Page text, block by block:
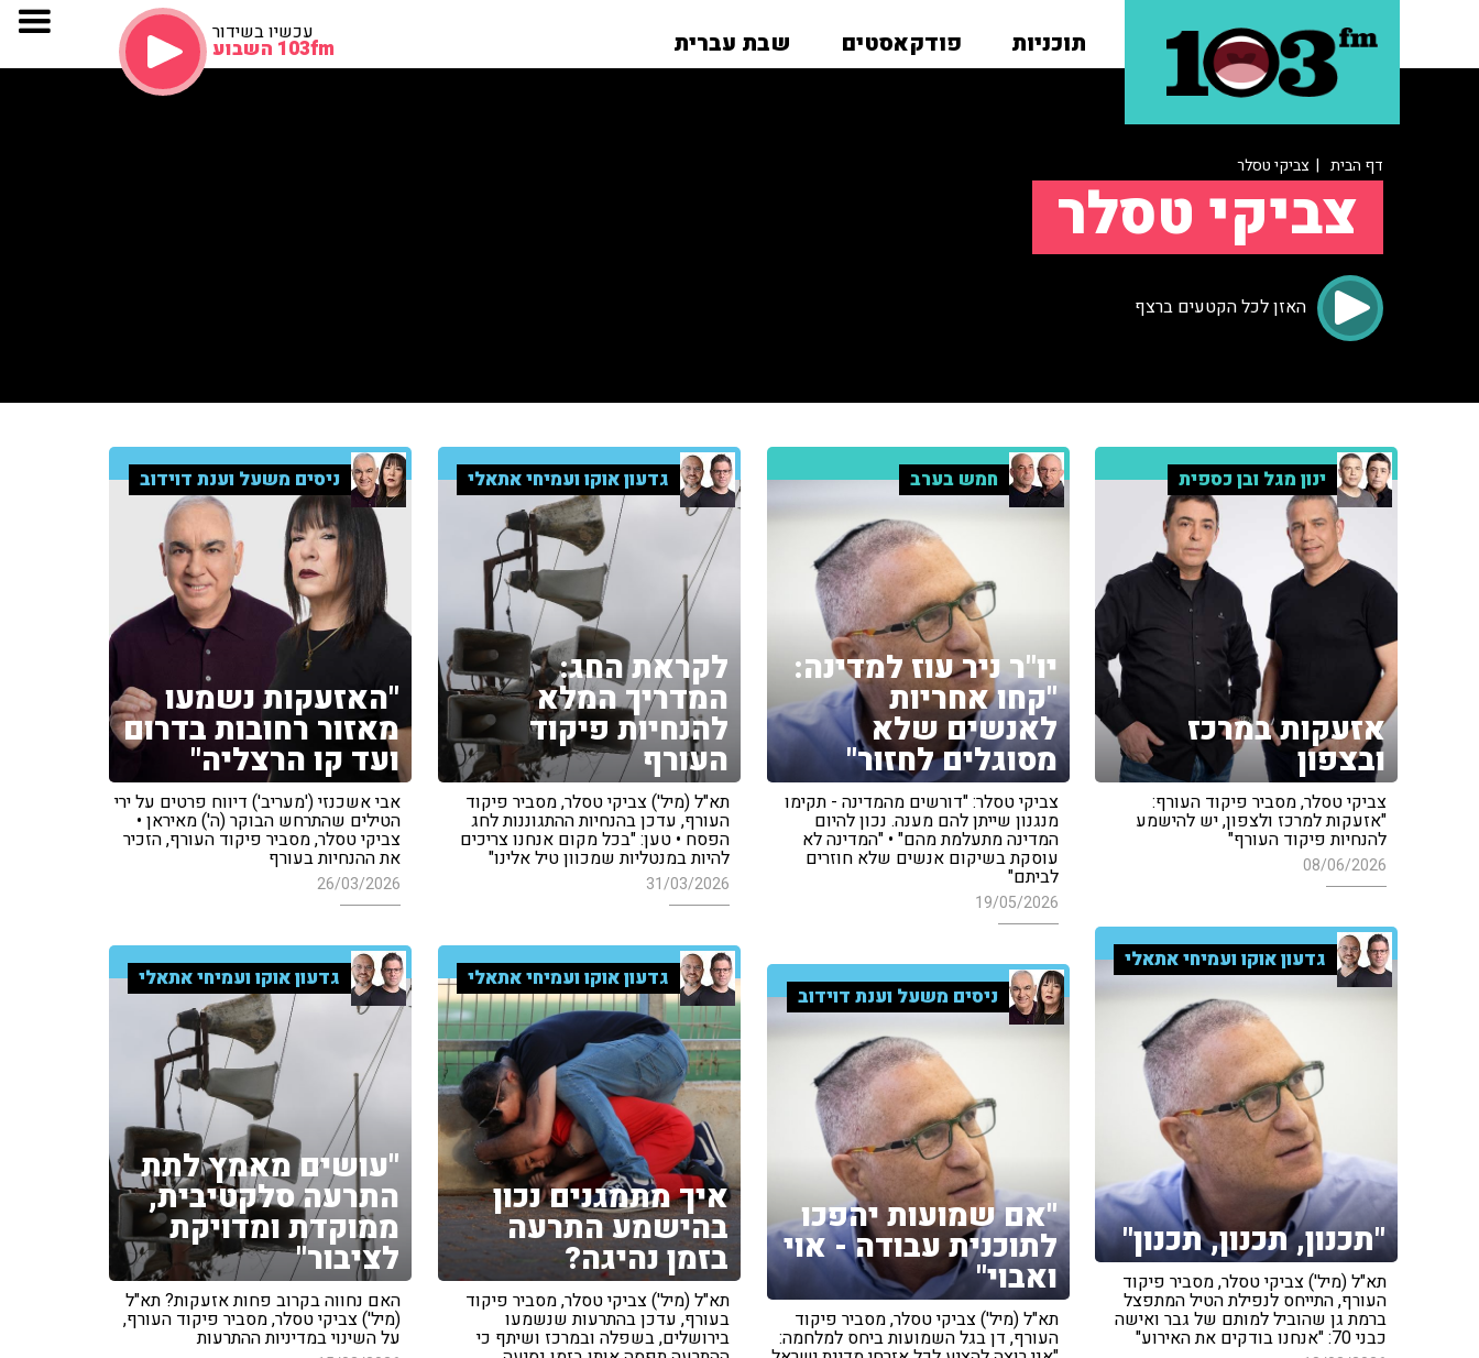
תוכניות פודקאסטים שבת עברית עכשיו בשידור
103fm השבוע
דף הבית | צביקי טסלר
צביקי טסלר
האזן לכל הקטעים ברצף
ינון מגל ובן כספית
אזעקות במרכז
ובצפון
צביקי טסלר, מסביר פיקוד העורף:
"אזעקות למרכז ולצפון, יש להישמע
להנחיות פיקוד העורף"
08/06/2026
חמש בערב
יו"ר ניר עוז למדינה:
"קחו אחריות
לאנשים שלא
מסוגלים לחזור"
צביקי טסלר: "דורשים מהמדינה - תקימו
מנגנון שייתן להם מענה. נכון להיום
המדינה מתעלמת מהם" • "המדינה לא
עוסקת בשיקום אנשים שלא חוזרים
לביתם"
19/05/2026
גדעון אוקו ועמיחי אתאלי
לקראת החג:
המדריך המלא
להנחיות פיקוד
העורף
תא"ל (מיל') צביקי טסלר, מסביר פיקוד
העורף, עדכן בהנחיות ההתגוננות לחג
הפסח • טען: "בכל מקום אנחנו צריכים
להיות במנטליות שמכוון טיל אלינו"
31/03/2026
ניסים משעל וענת דוידוב
"האזעקות נשמעו
מאזור רחובות בדרום
ועד קו הרצליה"
אבי אשכנזי ('מעריב') דיווח פרטים על ירי
הטילים שהתרחש הבוקר (ה') מאיראן •
צביקי טסלר, מסביר פיקוד העורף, הזכיר
את ההנחיות בעורף
26/03/2026
גדעון אוקו ועמיחי אתאלי
"תכנון, תכנון, תכנון"
תא"ל (מיל') צביקי טסלר, מסביר פיקוד
העורף, התייחס לנפילת הטיל המתפצל
ברמת גן שהוביל למותם של גבר ואישה
כבני 70: "אנחנו בודקים את האירוע"
גדעון אוקו ועמיחי אתאלי
איך מתמגנים נכון
בהישמע התרעה
בזמן נהיגה?
תא"ל (מיל') צביקי טסלר, מסביר פיקוד
בעורף, עדכן בהתרעות שנשמעו
בירושלים, בשפלה ובמרכז ושיתף כי
גדעון אוקו ועמיחי אתאלי
"עושים מאמץ לתת
התרעה סלקטיבית,
ממוקדת ומדויקת
לציבור"
האם נחווה בקרוב פחות אזעקות? תא"ל
(מיל') צביקי טסלר, מסביר פיקוד העורף,
על השינוי במדיניות ההתרעות
ניסים משעל וענת דוידוב
"אם שמועות יהפכו
לתוכנית עבודה - אוי
ואבוי"
תא"ל (מיל') צביקי טסלר, מסביר פיקוד
העורף, דן בגל השמועות ביחס למלחמה: